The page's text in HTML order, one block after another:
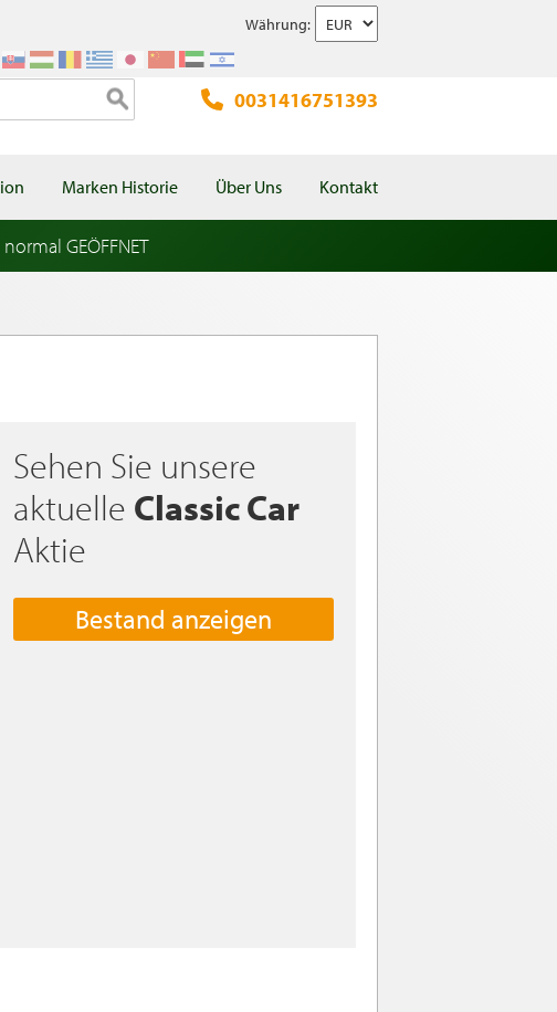
Währung:
0031416751393
Marken Historie Über Uns Kontakt
GEÖFFNET
Sehen Sie unsere
aktuelle Classic Car
Aktie
Bestand anzeigen